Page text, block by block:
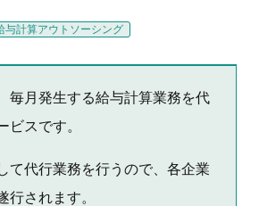
与計算アウトソーシング
毎月発生する給与計算業務を代
ビスです。
て代行業務を行うので、各企業
行されます。